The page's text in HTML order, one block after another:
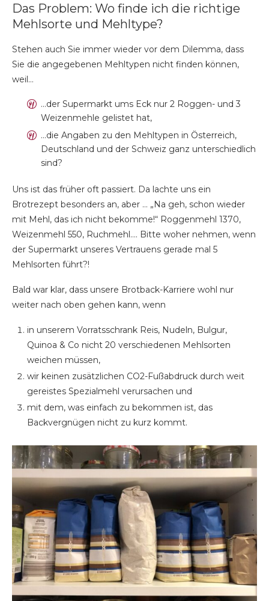
Das Problem: Wo finde ich die richtige
Mehlsorte und Mehltype?
Stehen auch Sie immer wieder vor dem Dilemma, dass
Sie die angegebenen Mehltypen nicht finden können,
weil…
…der Supermarkt ums Eck nur 2 Roggen- und 3
Weizenmehle gelistet hat,
…die Angaben zu den Mehltypen in Österreich,
Deutschland und der Schweiz ganz unterschiedlich
sind?
Uns ist das früher oft passiert. Da lachte uns ein
Brotrezept besonders an, aber … „Na geh, schon wieder
mit Mehl, das ich nicht bekomme!“ Roggenmehl 1370,
Weizenmehl 550, Ruchmehl…. Bitte woher nehmen, wenn
der Supermarkt unseres Vertrauens gerade mal 5
Mehlsorten führt?!
Bald war klar, dass unsere Brotback-Karriere wohl nur
weiter nach oben gehen kann, wenn
in unserem Vorratsschrank Reis, Nudeln, Bulgur,
Quinoa & Co nicht 20 verschiedenen Mehlsorten
weichen müssen,
wir keinen zusätzlichen CO2-Fußabdruck durch weit
gereistes Spezialmehl verursachen und
mit dem, was einfach zu bekommen ist, das
Backvergnügen nicht zu kurz kommt.